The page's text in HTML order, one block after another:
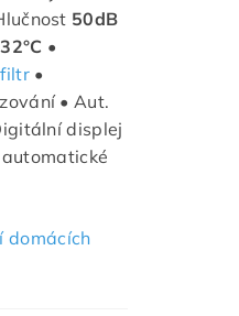
50dB
•
•
• Aut.
displej
domácích